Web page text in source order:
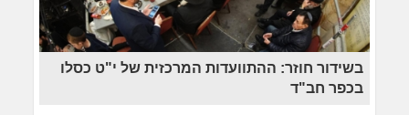
בשידור חוזר: ההתוועדות המרכזית של י"ט כסלו
בכפר חב"ד